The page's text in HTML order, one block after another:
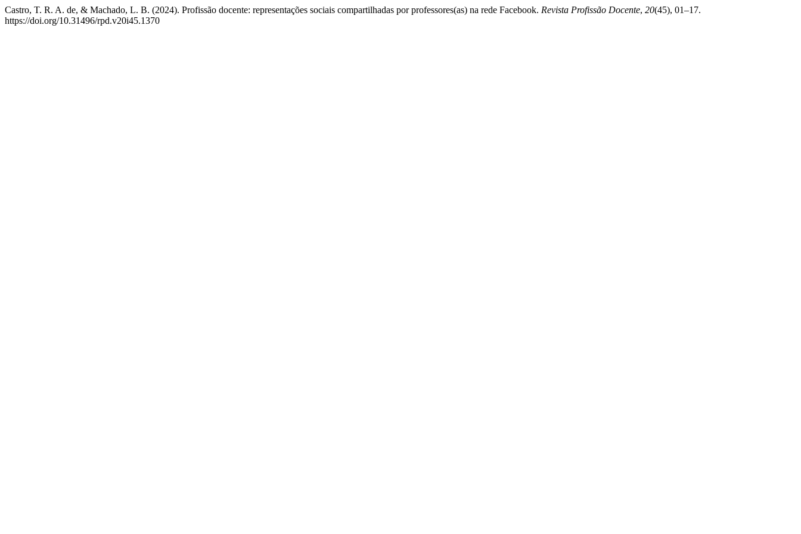
Castro, T. R. A. de, & Machado, L. B. (2024). Profissão docente: representações sociais compartilhadas por professores(as) na rede Facebook. Revista Profissão Docente, 20(45), 01–17.
https://doi.org/10.31496/rpd.v20i45.1370